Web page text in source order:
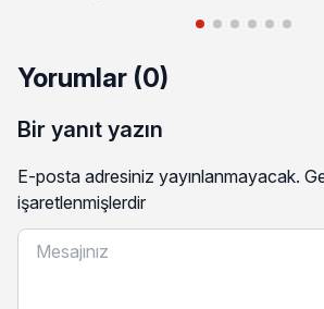
Yorumlar (0)
Bir yanıt yazın
E-posta adresiniz yayınlanmayacak.
işaretlenmişlerdir